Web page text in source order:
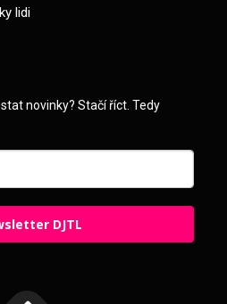
lidi
novinky? Stačí říct. Tedy
DJTL